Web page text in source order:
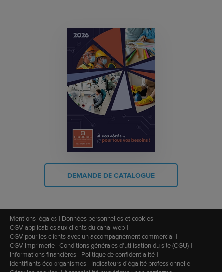
DEMANDE DE CATALOGUE
Mentions légales
Données personnelles et cookies
CGV applicables aux clients du canal web
CGV pour les clients avec un accompagnement commercial
CGV Imprimerie Conditions générales d'utilisation du site (CGU)
Informations financières
Politique de confidentialité
Identifiants éco-organismes
Indicateurs d'égalité professionnelle